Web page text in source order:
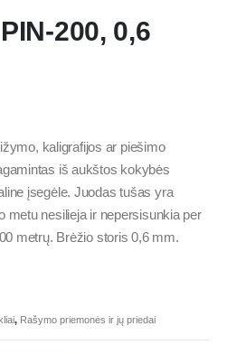
200, 0,6
kaligrafijos ar piešimo
iš aukštos kokybės
įsegėle. Juodas tušas yra
metu nesilieja ir nepersisunkia per
metrų. Brėžio storis 0,6 mm.
, Rašymo priemonės ir jų priedai